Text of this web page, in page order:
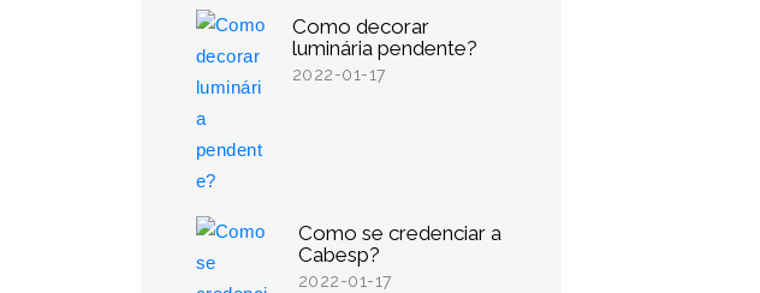
Como decorar
luminária pendente?
2022-01-17
Como se credenciar a
Cabesp?
2022-01-17